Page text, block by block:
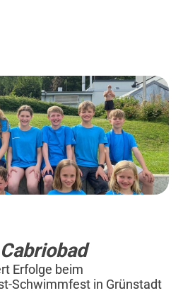
Erfolge beim
Schwimmfest in Grünstadt